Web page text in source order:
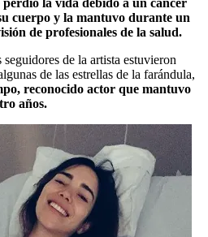
cuerpo y la mantuvo durante un
de profesionales de la salud.
de la artista estuvieron
de las estrellas de la farándula,
reconocido actor que mantuvo
años.